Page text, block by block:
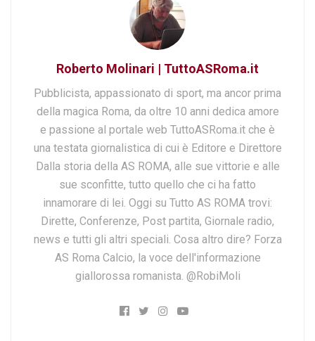
Roberto Molinari | TuttoASRoma.it
Pubblicista, appassionato di sport, ma ancor prima
della magica Roma, da oltre 10 anni dedica amore
e passione al portale web TuttoASRoma.it che è
una testata giornalistica di cui è Editore e Direttore
Dalla storia della AS ROMA, alle sue vittorie e alle
sue sconfitte, tutto quello che ci ha fatto
innamorare di lei. Oggi su Tutto AS ROMA trovi:
Dirette, Conferenze, Post partita, Giornale radio,
news e tutti gli altri speciali. Cosa altro dire? Forza
AS Roma Calcio, la voce dell'informazione
giallorossa romanista. @RobiMoli